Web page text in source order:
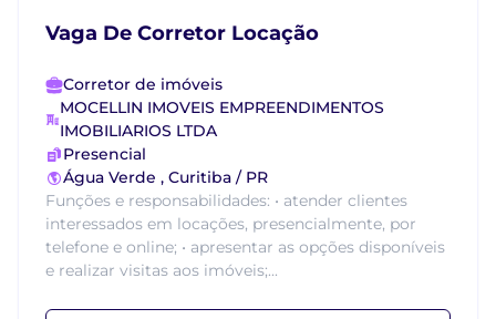
Vaga De Corretor Locação
Corretor de imóveis
MOCELLIN IMOVEIS EMPREENDIMENTOS
IMOBILIARIOS LTDA
Presencial
Água Verde , Curitiba / PR
Funções e responsabilidades: • atender clientes
interessados em locações, presencialmente, por
telefone e online; • apresentar as opções disponíveis
e realizar visitas aos imóveis;...